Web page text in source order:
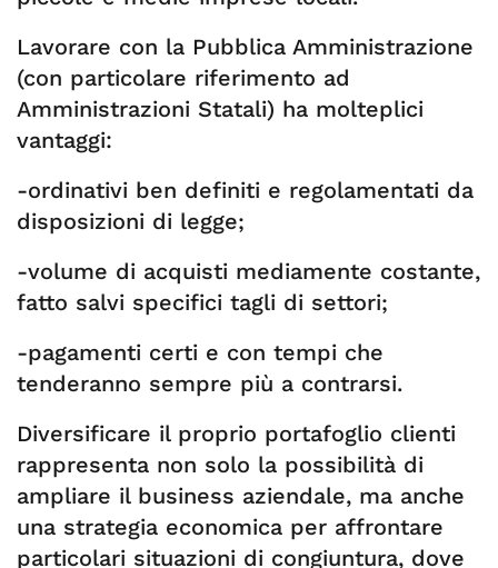
Lavorare con la Pubblica Amministrazione
(con particolare riferimento ad
Amministrazioni Statali) ha molteplici
vantaggi:
-ordinativi ben definiti e regolamentati da
disposizioni di legge;
-volume di acquisti mediamente costante,
fatto salvi specifici tagli di settori;
-pagamenti certi e con tempi che
tenderanno sempre più a contrarsi.
Diversificare il proprio portafoglio clienti
rappresenta non solo la possibilità di
ampliare il business aziendale, ma anche
una strategia economica per affrontare
particolari situazioni di congiuntura, dove